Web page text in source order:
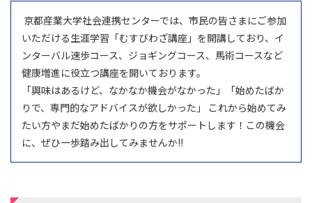
京都産業大学社会連携センターでは、市民の皆さまにご参加
いただける生涯学習「むすびわざ講座」を開講しており、イ
ンターバル速歩コース、ジョギングコース、馬術コースなど
健康増進に役立つ講座を開いております。
「興味はあるけど、なかなか機会がなかった」「始めたばか
りで、専門的なアドバイスが欲しかった」 これから始めてみ
たい方やまだ始めたばかりの方をサポートします！この機会
に、ぜひ一歩踏み出してみませんか!!